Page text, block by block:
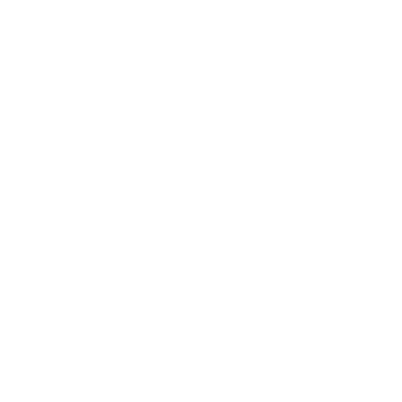
novedades del mercado de La Liga